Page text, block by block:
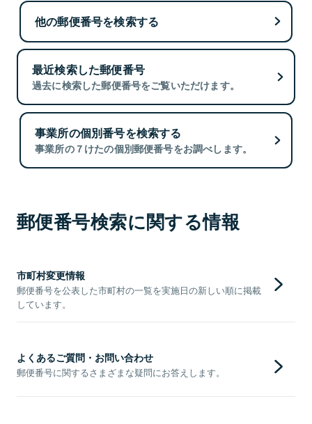
他の郵便番号を検索する
最近検索した郵便番号
過去に検索した郵便番号をご覧いただけます。
事業所の個別番号を検索する
事業所の７けたの個別郵便番号をお調べします。
郵便番号検索に関する情報
市町村変更情報
郵便番号を公表した市町村の一覧を実施日の新しい順に掲載
しています。
よくあるご質問・お問い合わせ
郵便番号に関するさまざまな疑問にお答えします。